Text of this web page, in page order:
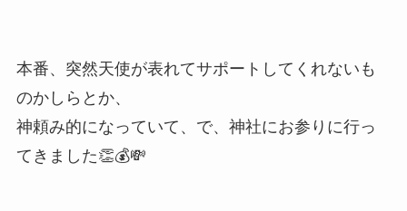
本番、突然天使が表れてサポートしてくれないも
のかしらとか、
神頼み的になっていて、で、神社にお参りに行っ
てきました👏💰💸